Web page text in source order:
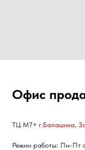
Офис
ТЦ М7+ г.Балашиха,
Режим работы: Пн-Пт